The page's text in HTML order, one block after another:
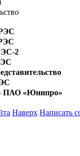
2
ПАО «Юнипро»
Наверх Написать